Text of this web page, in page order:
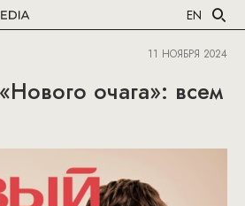
EN
11 НОЯБРЯ 2024
очага»: всем